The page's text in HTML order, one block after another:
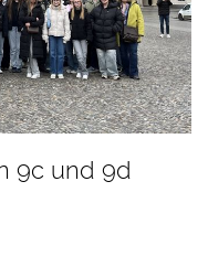
9c und 9d